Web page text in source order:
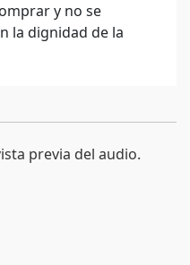
y no se
la dignidad de la